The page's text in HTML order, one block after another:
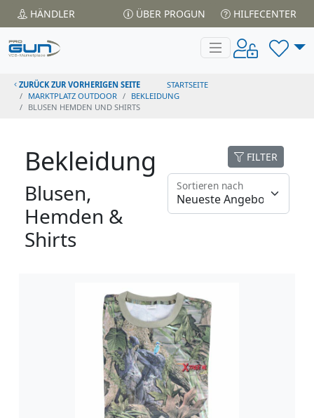
HÄNDLER ÜBER PROGUN HILFECENTER
ZURÜCK ZUR VORHERIGEN SEITE
STARTSEITE
MARKTPLATZ OUTDOOR
BEKLEIDUNG
BLUSEN HEMDEN UND SHIRTS
Bekleidung
Blusen,
Hemden &
Shirts
FILTER
Sortieren nach